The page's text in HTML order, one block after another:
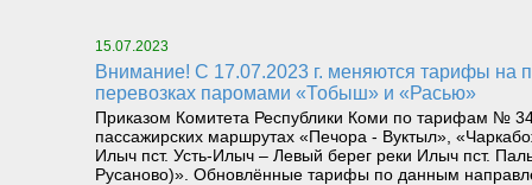
15.07.2023
Внимание! С 17.07.2023 г. меняются тарифы на пассажирских перевозках катерами «Николай Герасимов» и «Щугор», а также на грузопассажирских
перевозках паромами «Тобыш» и «Расью»
Приказом Комитета Республики Коми по тарифам №
пассажирских маршрутах «Печора - Вуктыл»,
Илыч пст. Усть-Илыч – Левый берег реки Илыч пст.
Русаново)». Обновлённые тарифы по данным